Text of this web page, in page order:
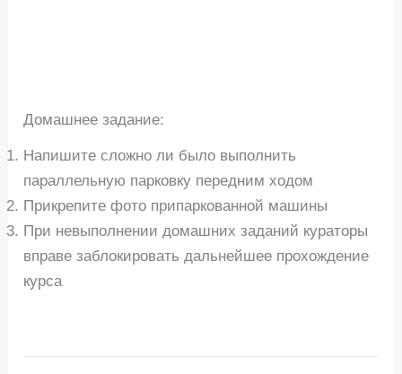
Домашнее задание:
Напишите сложно ли было выполнить
параллельную парковку передним ходом
Прикрепите фото припаркованной машины
При невыполнении домашних заданий кураторы
вправе заблокировать дальнейшее прохождение
курса